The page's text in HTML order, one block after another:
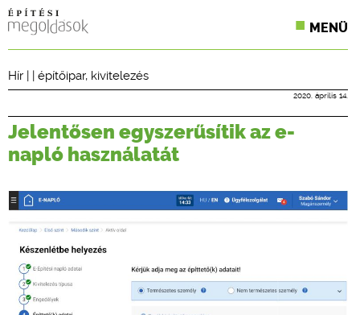
MENÜ
CPR TERMÉKKIÍRÁS
ONLINE KÉPZÉSEK
Hír | | építőipar, kivitelezés
2020. április 14.
Jelentősen egyszerűsítik az e-
napló használatát